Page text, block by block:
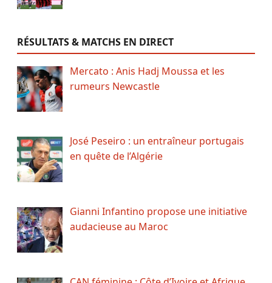
RÉSULTATS & MATCHS EN DIRECT
Mercato : Anis Hadj Moussa et les
rumeurs Newcastle
José Peseiro : un entraîneur portugais
en quête de l’Algérie
Gianni Infantino propose une initiative
audacieuse au Maroc